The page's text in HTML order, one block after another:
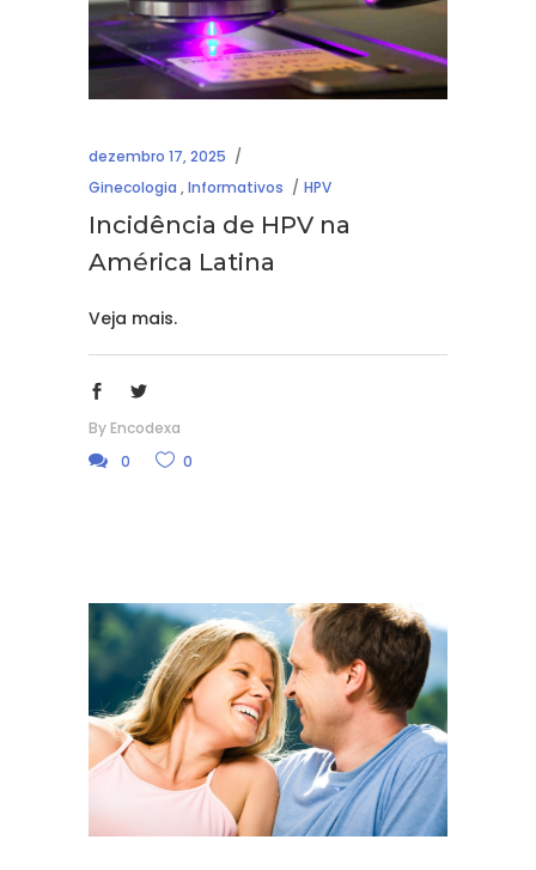
dezembro 17, 2025
Ginecologia ,Informativos HPV
Incidência de HPV na
América Latina
Veja mais.
By Encodexa
0
0